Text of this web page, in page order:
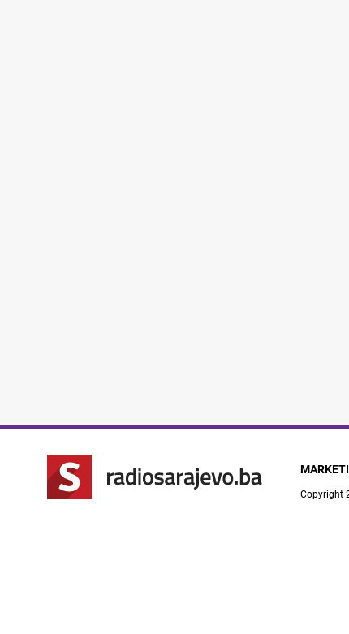
Copyright